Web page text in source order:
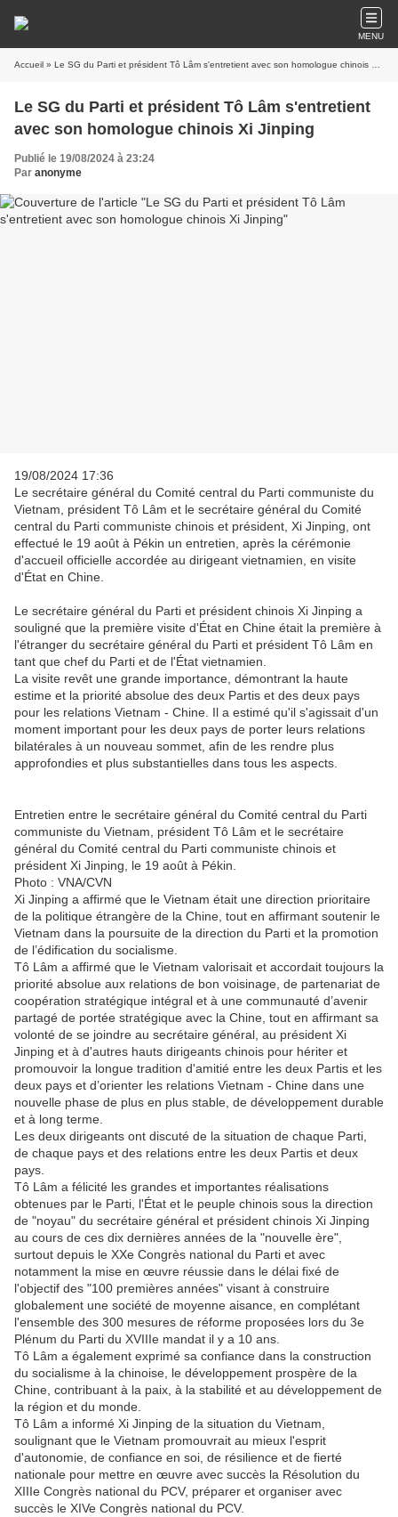
MENU
Accueil » Le SG du Parti et président Tô Lâm s'entretient avec son homologue chinois Xi Jinping
Le SG du Parti et président Tô Lâm s'entretient
avec son homologue chinois Xi Jinping
Publié le 19/08/2024 à 23:24
Par anonyme
19/08/2024 17:36
Le secrétaire général du Comité central du Parti communiste du
Vietnam, président Tô Lâm et le secrétaire général du Comité
central du Parti communiste chinois et président, Xi Jinping, ont
effectué le 19 août à Pékin un entretien, après la cérémonie
d'accueil officielle accordée au dirigeant vietnamien, en visite
d'État en Chine.
Le secrétaire général du Parti et président chinois Xi Jinping a
souligné que la première visite d'État en Chine était la première à
l'étranger du secrétaire général du Parti et président Tô Lâm en
tant que chef du Parti et de l'État vietnamien.
La visite revêt une grande importance, démontrant la haute
estime et la priorité absolue des deux Partis et des deux pays
pour les relations Vietnam - Chine. Il a estimé qu'il s'agissait d'un
moment important pour les deux pays de porter leurs relations
bilatérales à un nouveau sommet, afin de les rendre plus
approfondies et plus substantielles dans tous les aspects.
Entretien entre le secrétaire général du Comité central du Parti
communiste du Vietnam, président Tô Lâm et le secrétaire
général du Comité central du Parti communiste chinois et
président Xi Jinping, le 19 août à Pékin.
Photo : VNA/CVN
Xi Jinping a affirmé que le Vietnam était une direction prioritaire
de la politique étrangère de la Chine, tout en affirmant soutenir le
Vietnam dans la poursuite de la direction du Parti et la promotion
de l’édification du socialisme.
Tô Lâm a affirmé que le Vietnam valorisait et accordait toujours la
priorité absolue aux relations de bon voisinage, de partenariat de
coopération stratégique intégral et à une communauté d’avenir
partagé de portée stratégique avec la Chine, tout en affirmant sa
volonté de se joindre au secrétaire général, au président Xi
Jinping et à d'autres hauts dirigeants chinois pour hériter et
promouvoir la longue tradition d'amitié entre les deux Partis et les
deux pays et d’orienter les relations Vietnam - Chine dans une
nouvelle phase de plus en plus stable, de développement durable
et à long terme.
Les deux dirigeants ont discuté de la situation de chaque Parti,
de chaque pays et des relations entre les deux Partis et deux
pays.
Tô Lâm a félicité les grandes et importantes réalisations
obtenues par le Parti, l'État et le peuple chinois sous la direction
de "noyau" du secrétaire général et président chinois Xi Jinping
au cours de ces dix dernières années de la "nouvelle ère",
surtout depuis le XXe Congrès national du Parti et avec
notamment la mise en œuvre réussie dans le délai fixé de
l'objectif des "100 premières années" visant à construire
globalement une société de moyenne aisance, en complétant
l'ensemble des 300 mesures de réforme proposées lors du 3e
Plénum du Parti du XVIIIe mandat il y a 10 ans.
Tô Lâm a également exprimé sa confiance dans la construction
du socialisme à la chinoise, le développement prospère de la
Chine, contribuant à la paix, à la stabilité et au développement de
la région et du monde.
Tô Lâm a informé Xi Jinping de la situation du Vietnam,
soulignant que le Vietnam promouvrait au mieux l'esprit
d'autonomie, de confiance en soi, de résilience et de fierté
nationale pour mettre en œuvre avec succès la Résolution du
XIIIe Congrès national du PCV, préparer et organiser avec
succès le XIVe Congrès national du PCV.